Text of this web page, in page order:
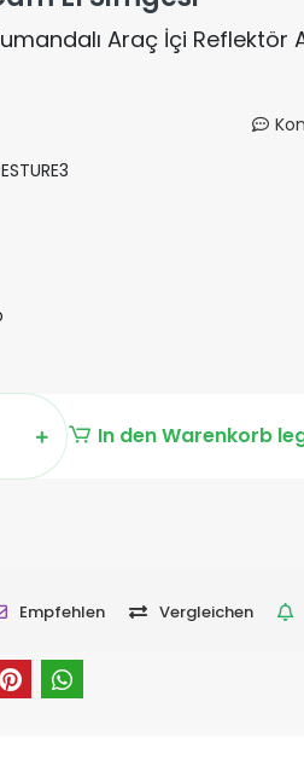
Araç İçi Reflektör
In den Warenkorb
Empfehlen Vergleichen